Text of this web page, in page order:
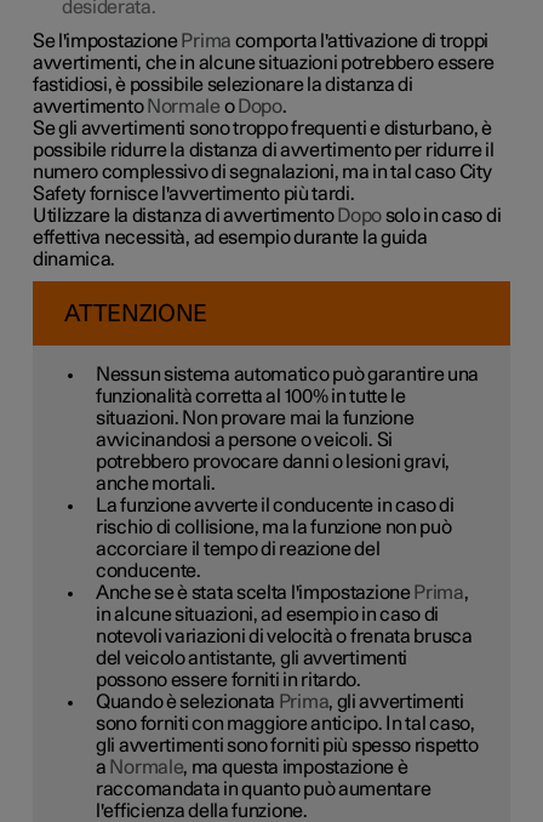
desiderata.
Se l'impostazione Prima comporta l'attivazione di troppi
avvertimenti, che in alcune situazioni potrebbero essere
fastidiosi, è possibile selezionare la distanza di
avvertimento Normale o Dopo.
Se gli avvertimenti sono troppo frequenti e disturbano, è
possibile ridurre la distanza di avvertimento per ridurre il
numero complessivo di segnalazioni, ma in tal caso City
Safety fornisce l'avvertimento più tardi.
Utilizzare la distanza di avvertimento Doposolo in caso di
effettiva necessità, ad esempio durante la guida
dinamica.
ATTENZIONE
Nessun sistema automatico può garantire una
funzionalità corretta al 100%in tutte le
situazioni. Non provare mai la funzione
avvicinandosi a persone o veicoli. Si
potrebbero provocare danni o lesioni gravi,
anche mortali.
La funzione avverte il conducente in caso di
rischio di collisione, ma la funzione non può
accorciare il tempo di reazione del
conducente.
Anche se è stata scelta l'impostazione Prima,
in alcune situazioni, ad esempio in caso di
notevoli variazioni di velocità o frenata brusca
del veicolo antistante, gli avvertimenti
possono essere forniti in ritardo.
Quando è selezionata Prima, gli avvertimenti
sono forniti con maggiore anticipo. In tal caso,
gli avvertimenti sono forniti più spesso rispetto
a Normale, ma questa impostazione è
raccomandata in quanto può aumentare
l'efficienza della funzione.